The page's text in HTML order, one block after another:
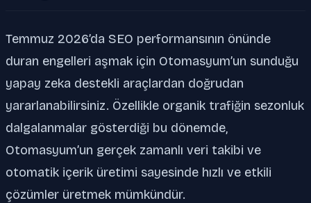
Temmuz 2026’da SEO performansının önünde
duran engelleri aşmak için Otomasyum’un sunduğu
yapay zeka destekli araçlardan doğrudan
yararlanabilirsiniz. Özellikle organik trafiğin sezonluk
dalgalanmalar gösterdiği bu dönemde,
Otomasyum’un gerçek zamanlı veri takibi ve
otomatik içerik üretimi sayesinde hızlı ve etkili
çözümler üretmek mümkündür.